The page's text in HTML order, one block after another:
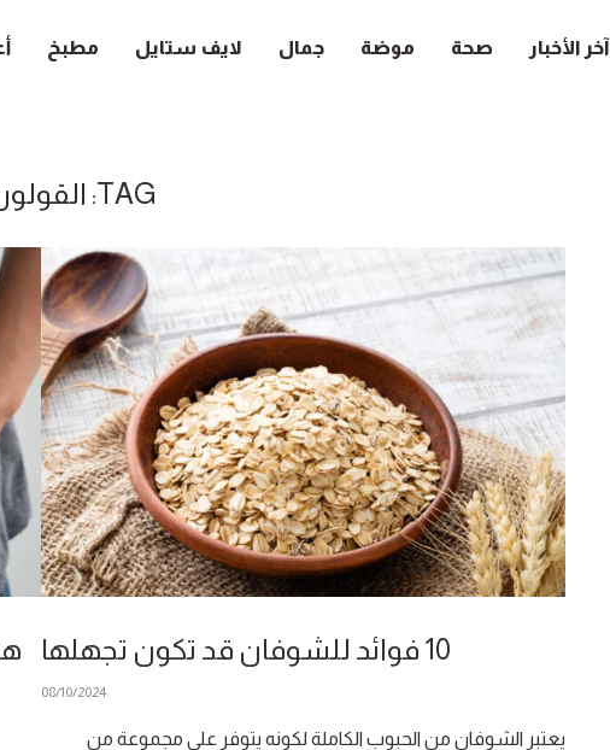
آخر الأخبار صحة موضة جمال لايف ستايل مطبخ
TAG:
10 فوائد للشوفان قد تكون تجهلها
08/10/2024
يعتبر الشوفان من الحبوب الكاملة لكونه يتوفر على مجموعة من